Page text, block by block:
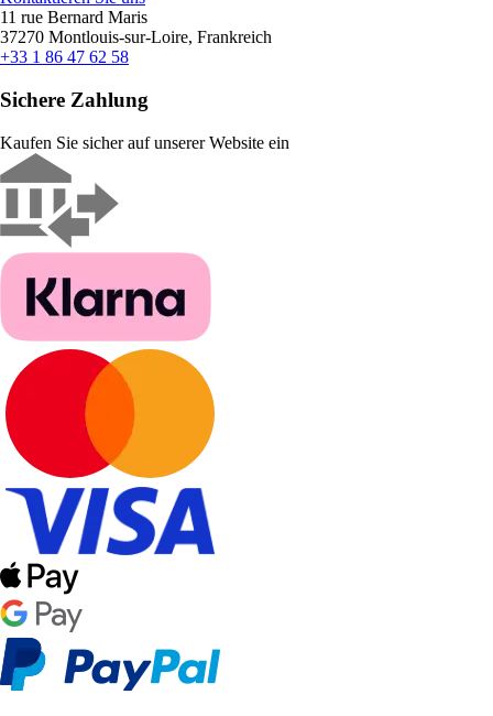
11 rue Bernard Maris
37270 Montlouis-sur-Loire, Frankreich
+33 1 86 47 62 58
Sichere Zahlung
Kaufen Sie sicher auf unserer Website ein